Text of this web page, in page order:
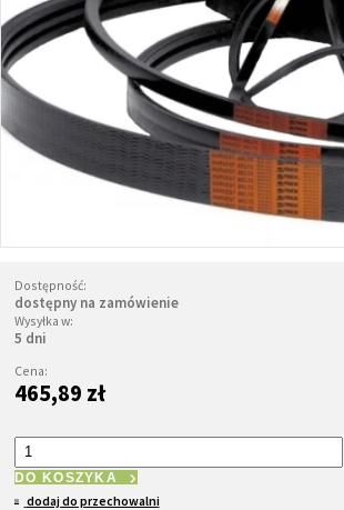
Dostępność:
dostępny na zamówienie
Wysyłka w:
5 dni
Cena:
465,89 zł
DO KOSZYKA
dodaj do przechowalni